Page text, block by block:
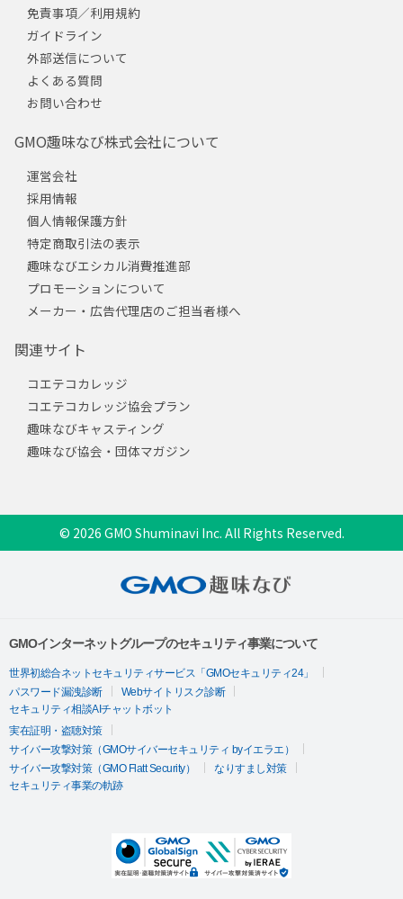
免責事項／利用規約
ガイドライン
外部送信について
よくある質問
お問い合わせ
GMO趣味なび株式会社について
運営会社
採用情報
個人情報保護方針
特定商取引法の表示
趣味なびエシカル消費推進部
プロモーションについて
メーカー・広告代理店のご担当者様へ
関連サイト
コエテコカレッジ
コエテコカレッジ協会プラン
趣味なびキャスティング
趣味なび協会・団体マガジン
© 2026 GMO Shuminavi Inc. All Rights Reserved.